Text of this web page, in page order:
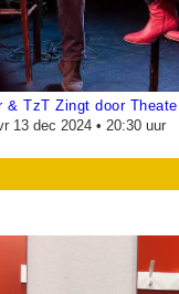
& TzT Zingt door
13 dec 2024 • 20:30 uur